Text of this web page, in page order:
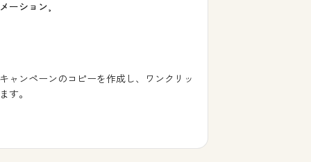
ーション,
ャンペーンのコピーを作成し、ワンクリッ
す。